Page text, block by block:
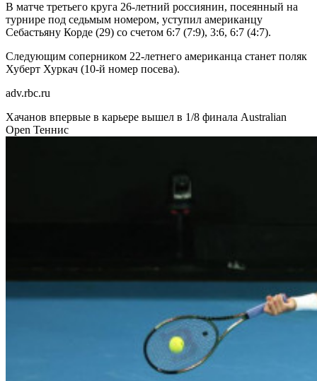
В матче третьего круга 26-летний россиянин, посеянный на
турнире под седьмым номером, уступил американцу
Себастьяну Корде (29) со счетом 6:7 (7:9), 3:6, 6:7 (4:7).
Следующим соперником 22-летнего американца станет поляк
Хуберт Хуркач (10-й номер посева).
adv.rbc.ru
Хачанов впервые в карьере вышел в 1/8 финала Australian
Open Теннис